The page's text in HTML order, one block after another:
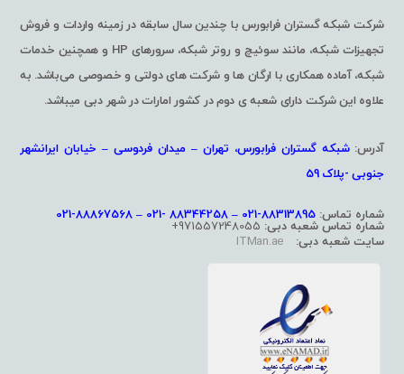
شرکت شبکه گستران فرابورس با چندین سال سابقه در زمینه واردات و فروش
تجهیزات شبکه، مانند سوئیچ و روتر شبکه، سرورهای HP و همچنین خدمات
شبکه، آماده همکاری با ارگان ها و شرکت های دولتی و خصوصی می‌باشد. به
علاوه این شرکت دارای شعبه ی دوم در کشور امارات در شهر دبی میباشد.
آدرس:شبکه گستران فرابورس، تهران – میدان فردوسی – خیابان ایرانشهر
جنوبی -پلاک 59
شماره تماس: 88313895-021 – 88344258 -021 – 88867568-021
شماره تماس شعبه دبی:
سایت شعبه دبی: ITMan.ae